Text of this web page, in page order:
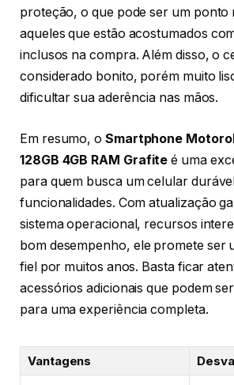
proteção, o que pode ser um ponto
aqueles que estão acostumados
inclusos na compra. Além disso, o
considerado bonito, porém muito
dificultar sua aderência nas mãos.
Em resumo, o Smartphone
128GB 4GB RAM Grafite é uma
para quem busca um celular
funcionalidades. Com atualização
sistema operacional, recursos
bom desempenho, ele promete ser
fiel por muitos anos. Basta ficar
acessórios adicionais que podem
para uma experiência completa.
Vantagens